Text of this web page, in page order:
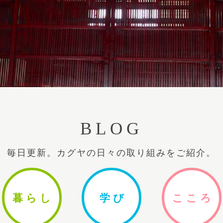
BLOG
毎日更新。カグヤの日々の取り組みをご紹介。
暮ら し 学 び ここ ろ